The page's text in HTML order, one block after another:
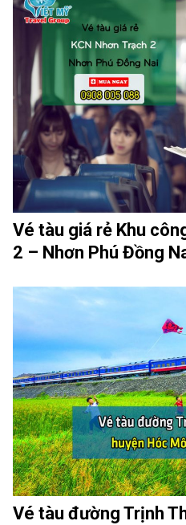
Vé tàu giá rẻ Khu
2 – Nhơn Phú Đồng
Vé tàu đường Trịnh